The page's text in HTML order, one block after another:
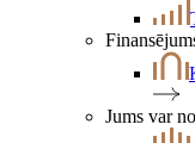
Jums var